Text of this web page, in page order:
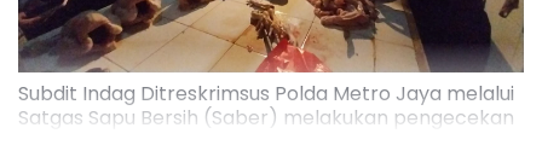
Subdit Indag Ditreskrimsus Polda Metro Jaya melalui
Satgas Sapu Bersih (Saber) melakukan pengecekan